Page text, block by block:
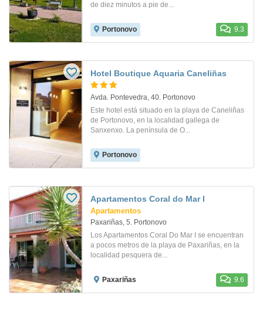
de diez minutos a pie de...
Portonovo 9.3
Hotel Boutique Aquaria Caneliñas
Avda. Pontevedra, 40. Portonovo
Este hotel está situado en la playa de Caneliñas
de Portonovo, en la localidad gallega de
Sanxenxo. La península de O...
Portonovo
Apartamentos Coral do Mar I
Apartamentos
Paxariñas, 5. Portonovo
Los Apartamentos Coral Do Mar I se encuentran
a pocos metros de la playa de Paxariñas, en la
localidad pesquera de...
Paxariñas 9.6